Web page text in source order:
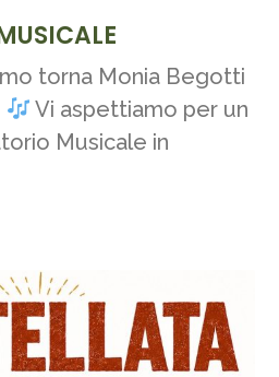
torna Monia Begotti
Vi aspettiamo per un
Musicale in